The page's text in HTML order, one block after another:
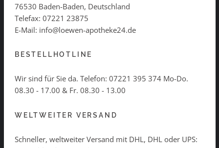
76530 Baden-Baden, Deutschland
Telefax: 07221 23875
E-Mail: info@loewen-apotheke24.de
BESTELLHOTLINE
Wir sind für Sie da. Telefon: 07221 395 374 Mo-Do.
08.30 - 17.00 & Fr. 08.30 - 13.00
WELTWEITER VERSAND
Schneller, weltweiter Versand mit DHL, DHL oder UPS: